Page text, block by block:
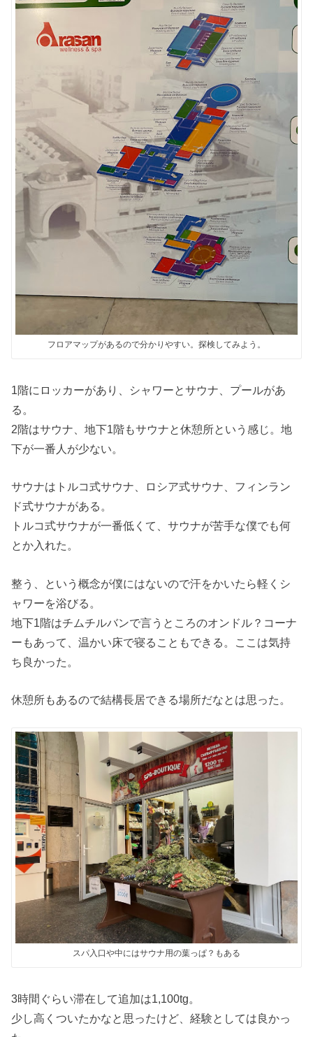
フロアマップがあるので分かりやすい。探検してみよう。
1階にロッカーがあり、シャワーとサウナ、プールがあ
る。
2階はサウナ、地下1階もサウナと休憩所という感じ。地
下が一番人が少ない。
サウナはトルコ式サウナ、ロシア式サウナ、フィンラン
ド式サウナがある。
トルコ式サウナが一番低くて、サウナが苦手な僕でも何
とか入れた。
整う、という概念が僕にはないので汗をかいたら軽くシ
ャワーを浴びる。
地下1階はチムチルバンで言うところのオンドル？コーナ
ーもあって、温かい床で寝ることもできる。ここは気持
ち良かった。
休憩所もあるので結構長居できる場所だなとは思った。
スパ入口や中にはサウナ用の葉っぱ？もある
3時間ぐらい滞在して追加は1,100tg。
少し高くついたかなと思ったけど、経験としては良かっ